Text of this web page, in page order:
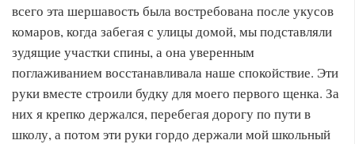
всего эта шершавость была востребована после укусов
комаров, когда забегая с улицы домой, мы подставляли
зудящие участки спины, а она уверенным
поглаживанием восстанавливала наше спокойствие. Эти
руки вместе строили будку для моего первого щенка. За
них я крепко держался, перебегая дорогу по пути в
школу, а потом эти руки гордо держали мой школьный